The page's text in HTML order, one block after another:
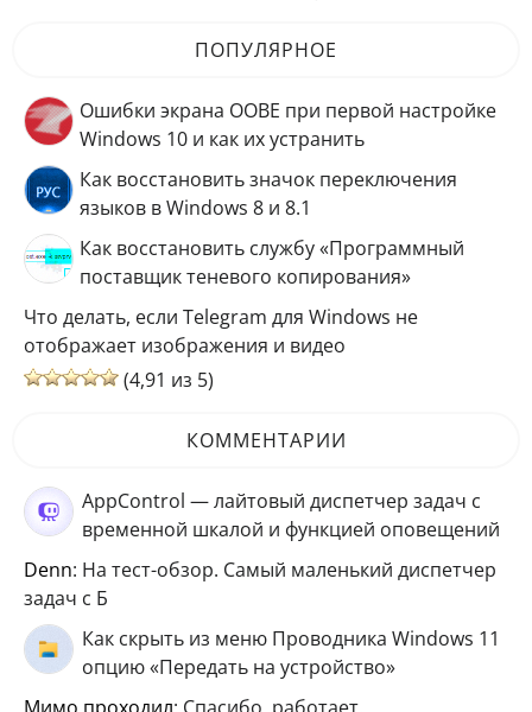
ПОПУЛЯРНОЕ
Ошибки экрана OOBE при первой настройке
Windows 10 и как их устранить
Как восстановить значок переключения
языков в Windows 8 и 8.1
Как восстановить службу «Программный
поставщик теневого копирования»
Что делать, если Telegram для Windows не
отображает изображения и видео
(4,91 из 5)
КОММЕНТАРИИ
AppControl — лайтовый диспетчер задач с
временной шкалой и функцией оповещений
Denn: На тест-обзор. Самый маленький диспетчер
задач с Б
Как скрыть из меню Проводника Windows 11
опцию «Передать на устройство»